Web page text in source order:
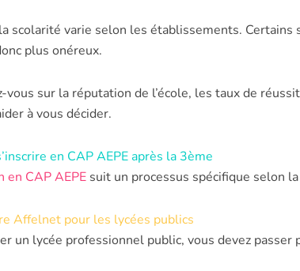
scolarité varie selon les établissements. Certains
plus onéreux.
vous sur la réputation de l’école, les taux de
à vous décider.
en CAP AEPE après la 3ème
en CAP AEPE suit un processus spécifique selon
Affelnet pour les lycées publics
un lycée professionnel public, vous devez